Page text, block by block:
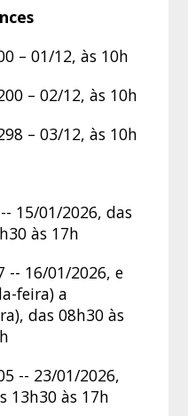
01/12, às 10h
02/12, às 10h
03/12, às 10h
01/2026, das
às 17h
01/2026, e
feira) a
das 08h30 às
23/01/2026,
13h30 às 17h